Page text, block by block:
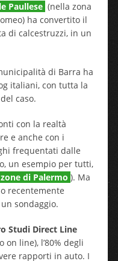
Paullese (nella zona
ha convertito il
di calcestruzzi, in un
di Barra ha
italiani, con tutta la
caso.
con la realtà
e anche con i
frequentati dalle
un esempio per tutti,
di Palermo ). Ma
recentemente
sondaggio.
Studi Direct Line
line), l’80% degli
rapporti in auto. I